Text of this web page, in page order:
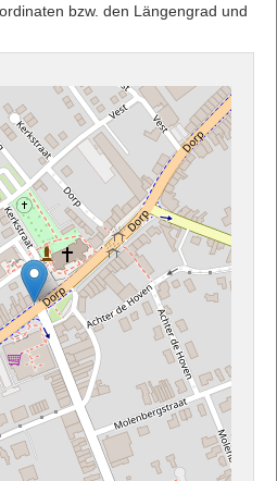
bzw. den Längengrad und